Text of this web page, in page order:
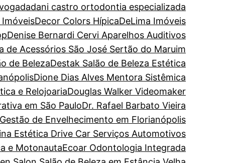
dani castro ortodontia especializada
ImóveisDecor Colors HípicaDeLima Imóveis
Denise Bernardi Cervi Aparelhos Auditivos
de Acessórios São José Sertão do Maruim
de BelezaDestak Salão de Beleza Estética
Dione Dias Alves Mentora Sistêmica
e RelojoariaDouglas Walker Videomaker
em São PauloDr. Rafael Barbato Vieira
de Envelhecimento em Florianópolis
Estética Drive Car Serviços Automotivos
e MotonautaEcoar Odontologia Integrada